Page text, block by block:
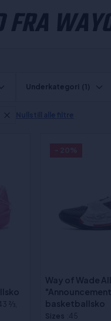
FRA
2⁄3,
Way of Wade
basketballsko
Sizes :45
Underkategori (1)